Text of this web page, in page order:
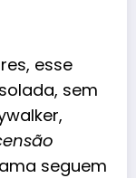
esse
sem
seguem